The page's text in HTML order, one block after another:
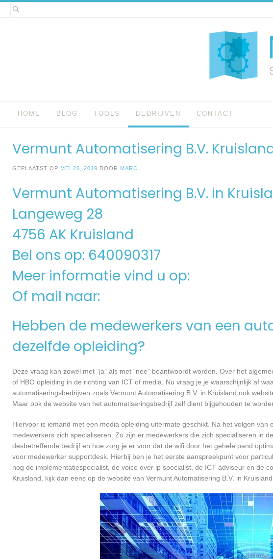
Spring
naar
HOME BLOG TOOLS BEDRIJVEN CONTACT
Vermunt Automatisering B.V.
GEPLAATST OP MEI 26, 2019 DOOR MARC
Vermunt Automatisering B.V. in
Langeweg 28
4756 AK Kruisland
Bel ons op: 640090317
Meer informatie vind u op:
Of mail naar:
Hebben de medewerkers van een
dezelfde opleiding?
Deze vraag kan zowel met “ja” als met “nee” beantwoordt worden. Over het
of HBO opleiding in de richting van ICT of media. Nu vraag je je waarschijnlijk af
automatiseringsbedrijven zoals Vermunt Automatisering B.V. in Kruisland ook
Maar ook de website van het automatiseringsbedrijf zelf dient bijgehouden te
Hiervoor is iemand met een media opleiding uitermate geschikt. Na het volgen
medewerkers zich specialiseren. Zo zijn er medewerkers die zich specialiseren in
desbetreffende bedrijf en hoe zorg je er voor dat de wifi door het gehele pand
voor medewerker supportdesk. Hierbij ben je het eerste aanspreekpunt voor
nog de implementatiespecialist, de voice over ip specialist, de ICT adviseur en de
Kruisland, kijk dan eens op de website van Vermunt Automatisering B.V. in